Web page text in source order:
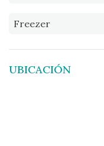
Freezer
UBICACIÓN